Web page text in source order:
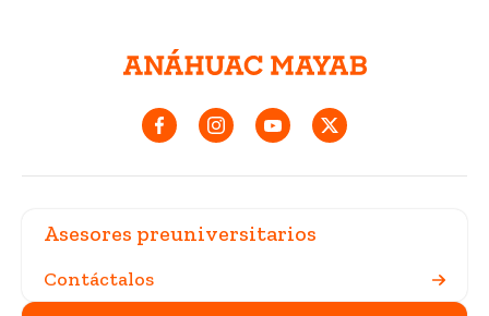
Asesores preuniversitarios
Contáctalos